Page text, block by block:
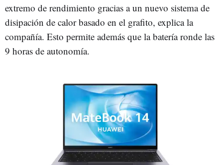
extremo de rendimiento gracias a un nuevo sistema de
disipación de calor basado en el grafito, explica la
compañía. Esto permite además que la batería ronde las
9 horas de autonomía.